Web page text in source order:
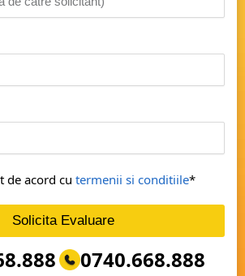
de acord cu termenii si conditiile*
Solicita Evaluare
0740.668.888